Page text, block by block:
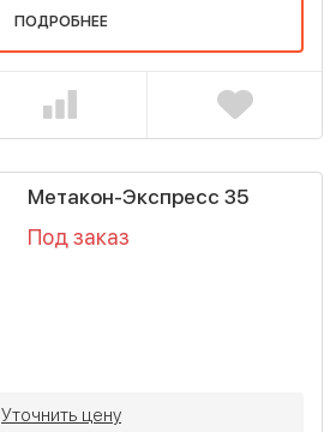
ПОДРОБНЕЕ
Метакон-Экспресс 35
Под заказ
Уточнить цену